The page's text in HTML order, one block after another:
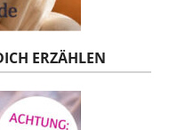
ERZÄHLEN